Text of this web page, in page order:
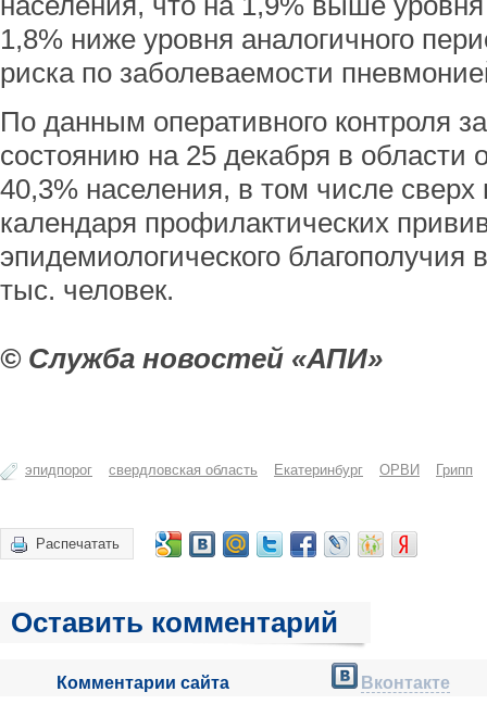
1,8% ниже уровня аналогичного
риска по заболеваемости
По данным оперативного контроля
состоянию на 25 декабря в области
40,3% населения, в том числе сверх
календаря профилактических
эпидемиологического благополучия
тыс. человек.
© Служба новостей «АПИ»
эпидпорог свердловская область Екатеринбург ОРВИ Грипп
Распечатать
Оставить комментарий
Комментарии сайта Вконтакте